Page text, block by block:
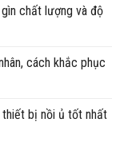
chất lượng và độ
cách khắc phục
bị nồi ủ tốt nhất